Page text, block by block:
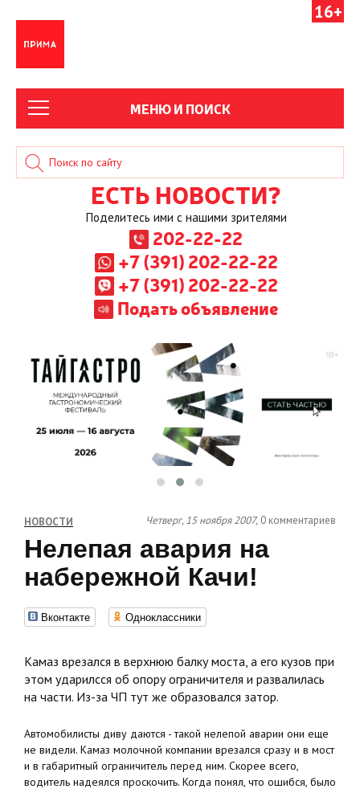
16+
МЕНЮ И ПОИСК
ЕСТЬ НОВОСТИ?
Поделитесь ими с нашими зрителями
202-22-22
+7 (391) 202-22-22
+7 (391) 202-22-22
Подать объявление
НОВОСТИ Четверг, 15 ноября 2007, 0 комментариев
Нелепая авария на
набережной Качи!
Вконтакте Одноклассники
Камаз врезался в верхнюю балку моста, а его кузов при
этом ударилсся об опору ограничителя и развалилась
на части. Из-за ЧП тут же образовался затор.
Автомобилисты диву даются - такой нелепой аварии они еще
не видели. Камаз молочной компании врезался сразу и в мост
и в габаритный ограничитель перед ним. Скорее всего,
водитель надеялся проскочить. Когда понял, что ошибся, было